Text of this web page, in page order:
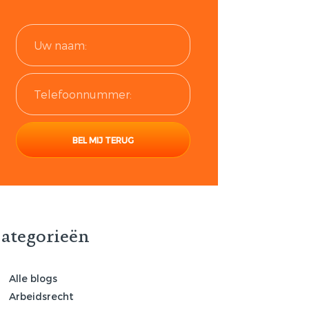
Alle blogs
Arbeidsrecht